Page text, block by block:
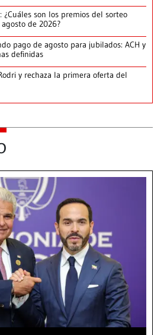
¿Cuáles son los premios del sorteo
de 2026?
pago de agosto para jubilados: ACH y
definidas
y rechaza la primera oferta del